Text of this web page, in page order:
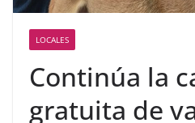
LOCALES
Continúa la
gratuita de